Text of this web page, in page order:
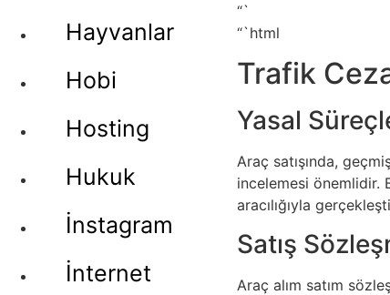
Hayvanlar
Hobi
Hosting
Hukuk
İnstagram
İnternet
“`
“`html
Trafik
Yasal
Araç satışında,
incelemesi önemlidir.
aracılığıyla
Satış
Araç alım satım